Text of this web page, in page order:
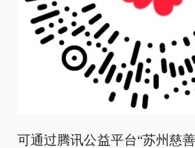
可通过腾讯公益平台“苏州慈